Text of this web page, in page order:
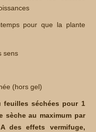
pour que la plante
sens
(hors gel)
feuilles séchées pour 1
sèche au maximum par
des effets vermifuge,